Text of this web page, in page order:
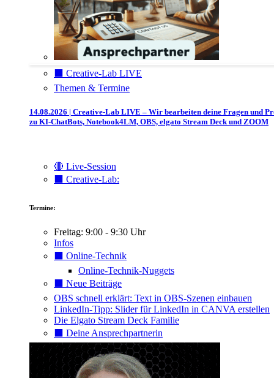
⬛️ Creative-Lab LIVE
Themen & Termine
14.08.2026 | Creative-Lab LIVE – Wir bearbeiten deine Fragen und
zu KI-ChatBots, Notebook4LM, OBS, elgato Stream Deck und ZOOM
🔴 Live-Session
⬛️ Creative-Lab:
Termine:
Freitag: 9:00 - 9:30 Uhr
Infos
⬛️ Online-Technik
Online-Technik-Nuggets
⬛️ Neue Beiträge
OBS schnell erklärt: Text in OBS-Szenen einbauen
LinkedIn-Tipp: Slider für LinkedIn in CANVA erstellen
Die Elgato Stream Deck Familie
⬛️ Deine Ansprechpartnerin